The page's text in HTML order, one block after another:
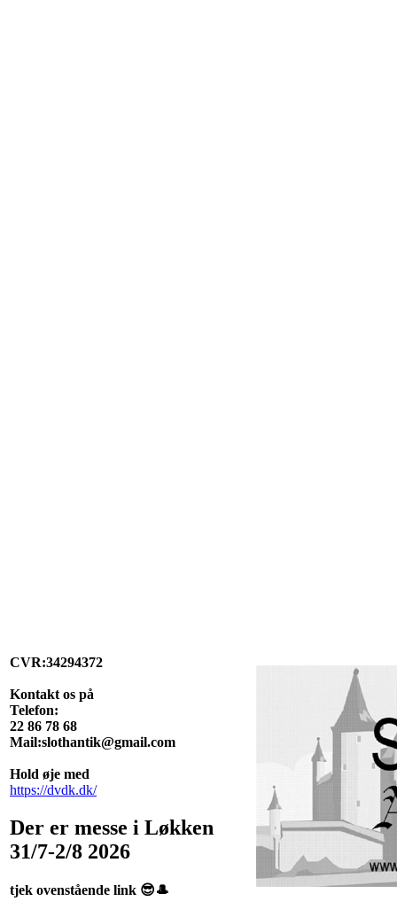
CVR:34294372
Kontakt os på
Telefon:
22 86 78 68
Mail:slothantik@gmail.com
Hold øje med
https://dvdk.dk/
Der er messe i Løkken
31/7-2/8 2026
tjek ovenstående link 😎🎩